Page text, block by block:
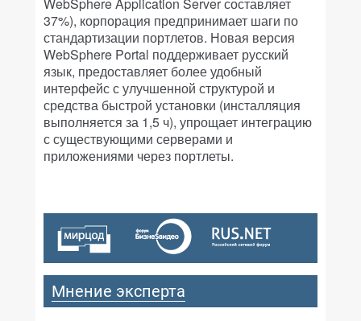
37%), корпорация предпринимает шаги по
стандартизации портлетов. Новая версия
WebSphere Portal поддерживает русский
язык, предоставляет более удобный
интерфейс с улучшенной структурой и
средства быстрой установки (инсталляция
выполняется за 1,5 ч), упрощает интеграцию
с существующими серверами и
приложениями через портлеты.
Мнение эксперта